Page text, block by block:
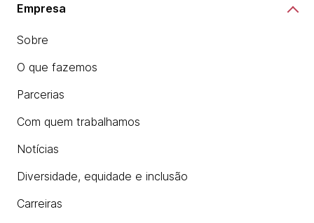
Empresa
Sobre
O que fazemos
Parcerias
Com quem trabalhamos
Notícias
Diversidade, equidade e inclusão
Carreiras